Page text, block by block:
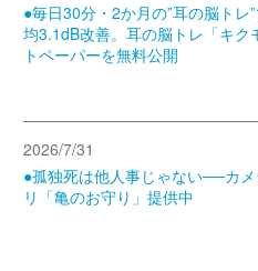
●毎日30分・2か月の”耳の脳トレ
均3.1dB改善。耳の脳トレ「キク
トペーパーを無料公開
2026/7/31
●孤独死は他人事じゃない──カ
リ「亀のお守り」提供中